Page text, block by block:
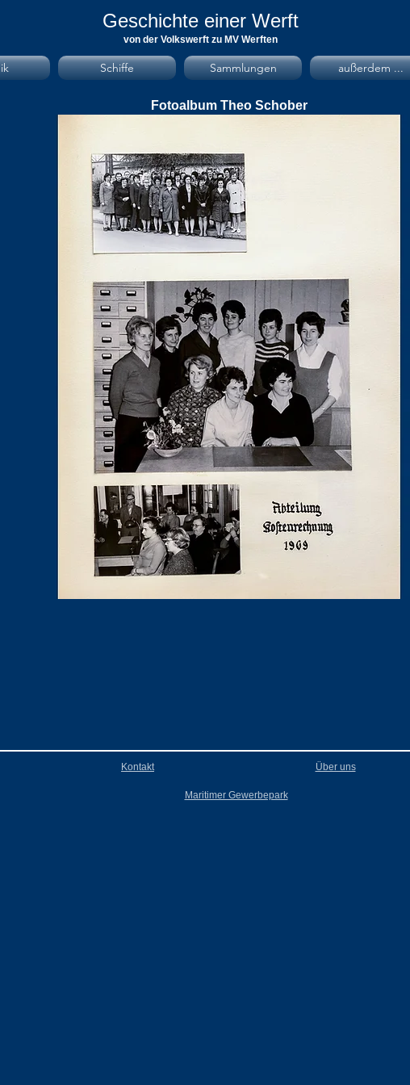
Geschichte einer Werft
von der Volkswerft zu MV Werften
Schiffe Sammlungen außerdem ...
Fotoalbum Theo Schober
Kontakt Über uns
Maritimer Gewerbepark